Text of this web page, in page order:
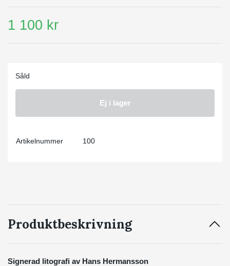
1 100 kr
Såld
Ej i lager
Artikelnummer 100
Produktbeskrivning
Signerad litografi av Hans Hermansson